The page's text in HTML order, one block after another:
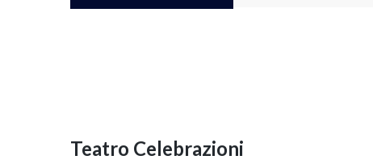
Teatro Celebrazioni